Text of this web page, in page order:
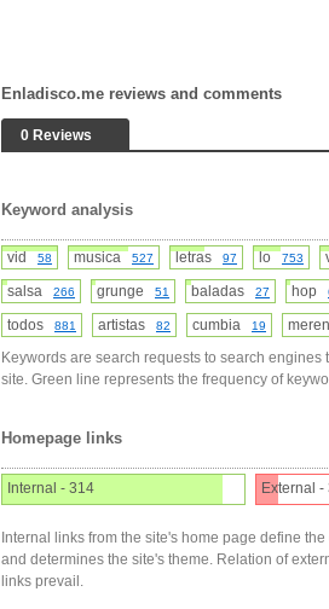
Enladisco.me reviews and comments
0 Reviews
Keyword analysis
vid 58 musica 527 letras 97 lo 753
salsa 266 grunge 51 baladas 27 hop
todos 881 artistas 82 cumbia 19
Keywords are search requests to search
site. Green line represents the frequency of
Homepage links
Internal - 314 External -
Internal links from the site's home page define
and determines the site's theme. Relation of
links prevail.